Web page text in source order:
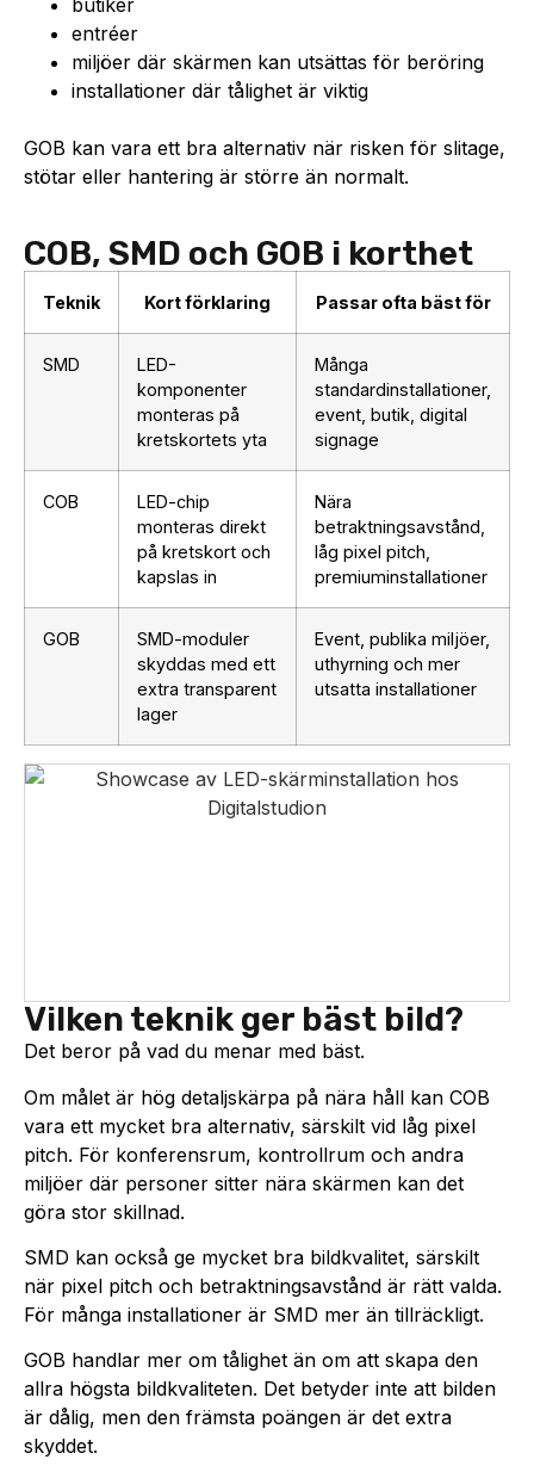
entréer
miljöer där skärmen kan utsättas för beröring
installationer där tålighet är viktig
GOB kan vara ett bra alternativ när risken för slitage,
stötar eller hantering är större än normalt.
COB, SMD och GOB i korthet
Teknik Kort förklaring Passar ofta bäst för
SMD
LED-
komponenter
monteras på
kretskortets yta
Många
standardinstallationer,
event, butik, digital
signage
COB
LED-chip
monteras direkt
på kretskort och
kapslas in
Nära
betraktningsavstånd,
låg pixel pitch,
premiuminstallationer
GOB
SMD-moduler
skyddas med ett
extra transparent
lager
Event, publika miljöer,
uthyrning och mer
utsatta installationer
Vilken teknik ger bäst bild?
Det beror på vad du menar med bäst.
Om målet är hög detaljskärpa på nära håll kan COB
vara ett mycket bra alternativ, särskilt vid låg pixel
pitch. För konferensrum, kontrollrum och andra
miljöer där personer sitter nära skärmen kan det
göra stor skillnad.
SMD kan också ge mycket bra bildkvalitet, särskilt
när pixel pitch och betraktningsavstånd är rätt valda.
För många installationer är SMD mer än tillräckligt.
GOB handlar mer om tålighet än om att skapa den
allra högsta bildkvaliteten. Det betyder inte att bilden
är dålig, men den främsta poängen är det extra
skyddet.